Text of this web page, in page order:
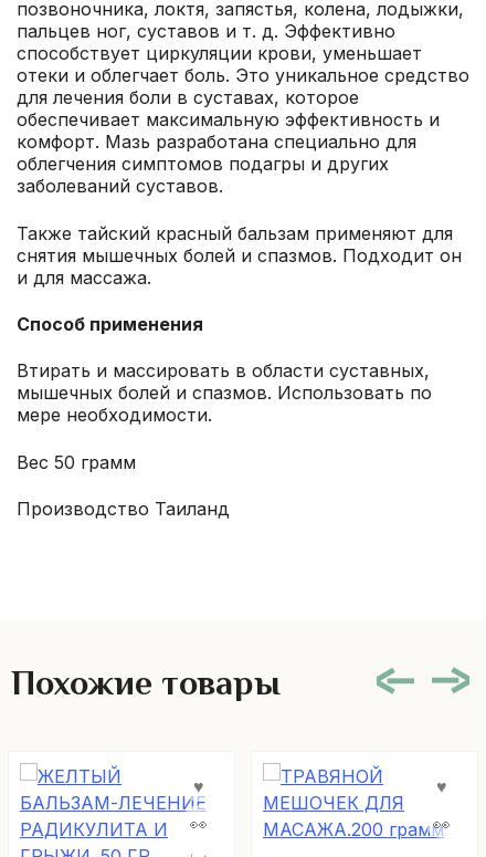
позвоночника, локтя, запястья, колена, лодыжки,
пальцев ног, суставов и т. д. Эффективно
способствует циркуляции крови, уменьшает
отеки и облегчает боль. Это уникальное средство
для лечения боли в суставах, которое
обеспечивает максимальную эффективность и
комфорт. Мазь разработана специально для
облегчения симптомов подагры и других
заболеваний суставов.
Также тайский красный бальзам применяют для
снятия мышечных болей и спазмов. Подходит он
и для массажа.
Способ применения
Втирать и массировать в области суставных,
мышечных болей и спазмов. Использовать по
мере необходимости.
Вес 50 грамм
Производство Таиланд
Похожие товары